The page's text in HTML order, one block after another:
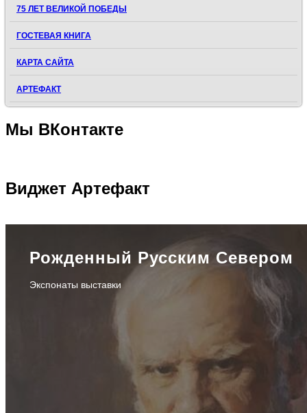
75 ЛЕТ ВЕЛИКОЙ ПОБЕДЫ
ГОСТЕВАЯ КНИГА
КАРТА САЙТА
АРТЕФАКТ
Мы ВКонтакте
Виджет Артефакт
Рожденный Русским Севером
Экспонаты выставки